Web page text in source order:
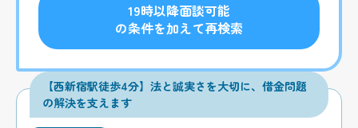
19時以降面談可能
の条件を加えて再検索
【西新宿駅徒歩4分】法と誠実さを大切に、借金問題
の解決を支えます